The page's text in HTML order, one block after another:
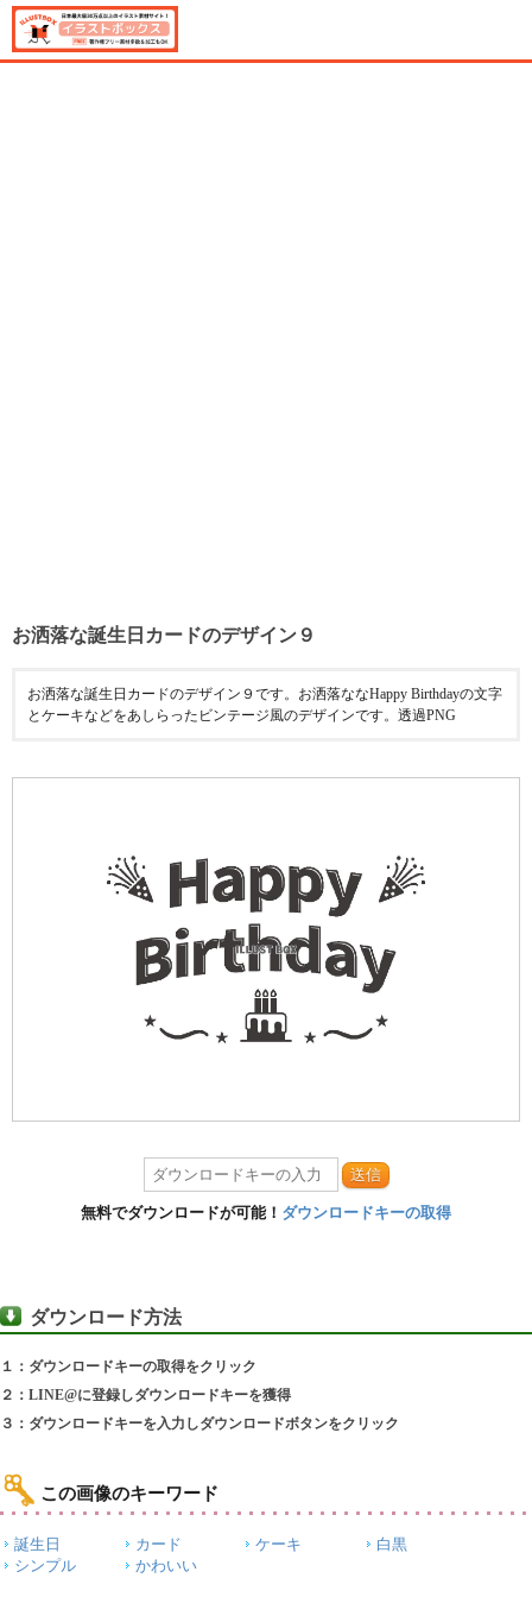
お洒落な誕生日カードのデザイン９
お洒落な誕生日カードのデザイン９です。お洒落ななHappy Birthdayの文字
とケーキなどをあしらったビンテージ風のデザインです。透過PNG
送信
無料でダウンロードが可能！ ダウンロードキーの取得
ダウンロード方法
１：ダウンロードキーの取得をクリック
２：LINE@に登録しダウンロードキーを獲得
３：ダウンロードキーを入力しダウンロードボタンをクリック
この画像のキーワード
誕生日 カード ケーキ
白黒
シンプル
かわいい